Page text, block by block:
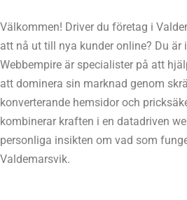
Välkommen! Driver du företag i
att nå ut till nya kunder online? Du är
Webbempire är specialister på att
att dominera sin marknad genom
konverterande hemsidor och
kombinerar kraften i en datadriven
personliga insikten om vad som
Valdemarsvik.